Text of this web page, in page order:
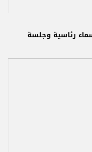
رئاسية وجلسة